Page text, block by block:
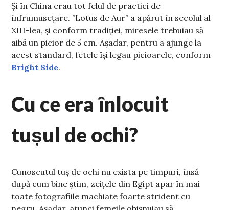
Și în China erau tot felul de practici de
înfrumusețare. ”Lotus de Aur” a apărut în secolul al
XIII-lea, și conform tradiției, miresele trebuiau să
aibă un picior de 5 cm. Așadar, pentru a ajunge la
acest standard, fetele își legau picioarele, conform
Bright Side.
Cu ce era înlocuit
tușul de ochi?
Cunoscutul tuș de ochi nu exista pe timpuri, însă
după cum bine știm, zeițele din Egipt apar în mai
toate fotografiile machiate foarte strident cu